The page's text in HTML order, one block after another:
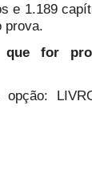
e 1.189
prova.
for